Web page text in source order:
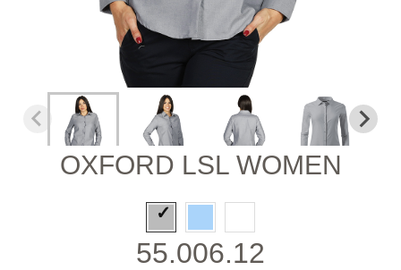
OXFORD LSL WOMEN
55.006.12